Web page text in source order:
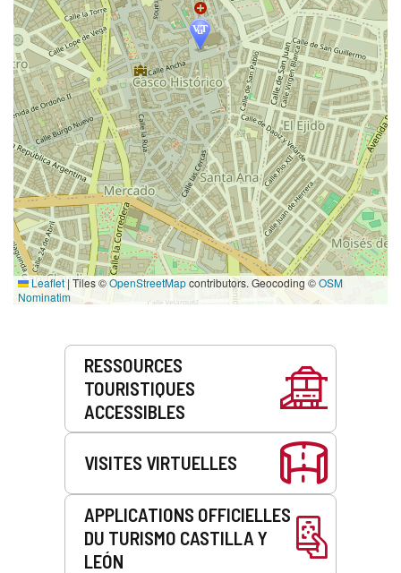
Leaflet | Tiles ©OpenStreetMapcontributors. Geocoding ©OSM
Nominatim
Prestations
RESSOURCES
TOURISTIQUES
ACCESSIBLES
VISITES VIRTUELLES
APPLICATIONS OFFICIELLES
DU TURISMO CASTILLA Y
LEÓN